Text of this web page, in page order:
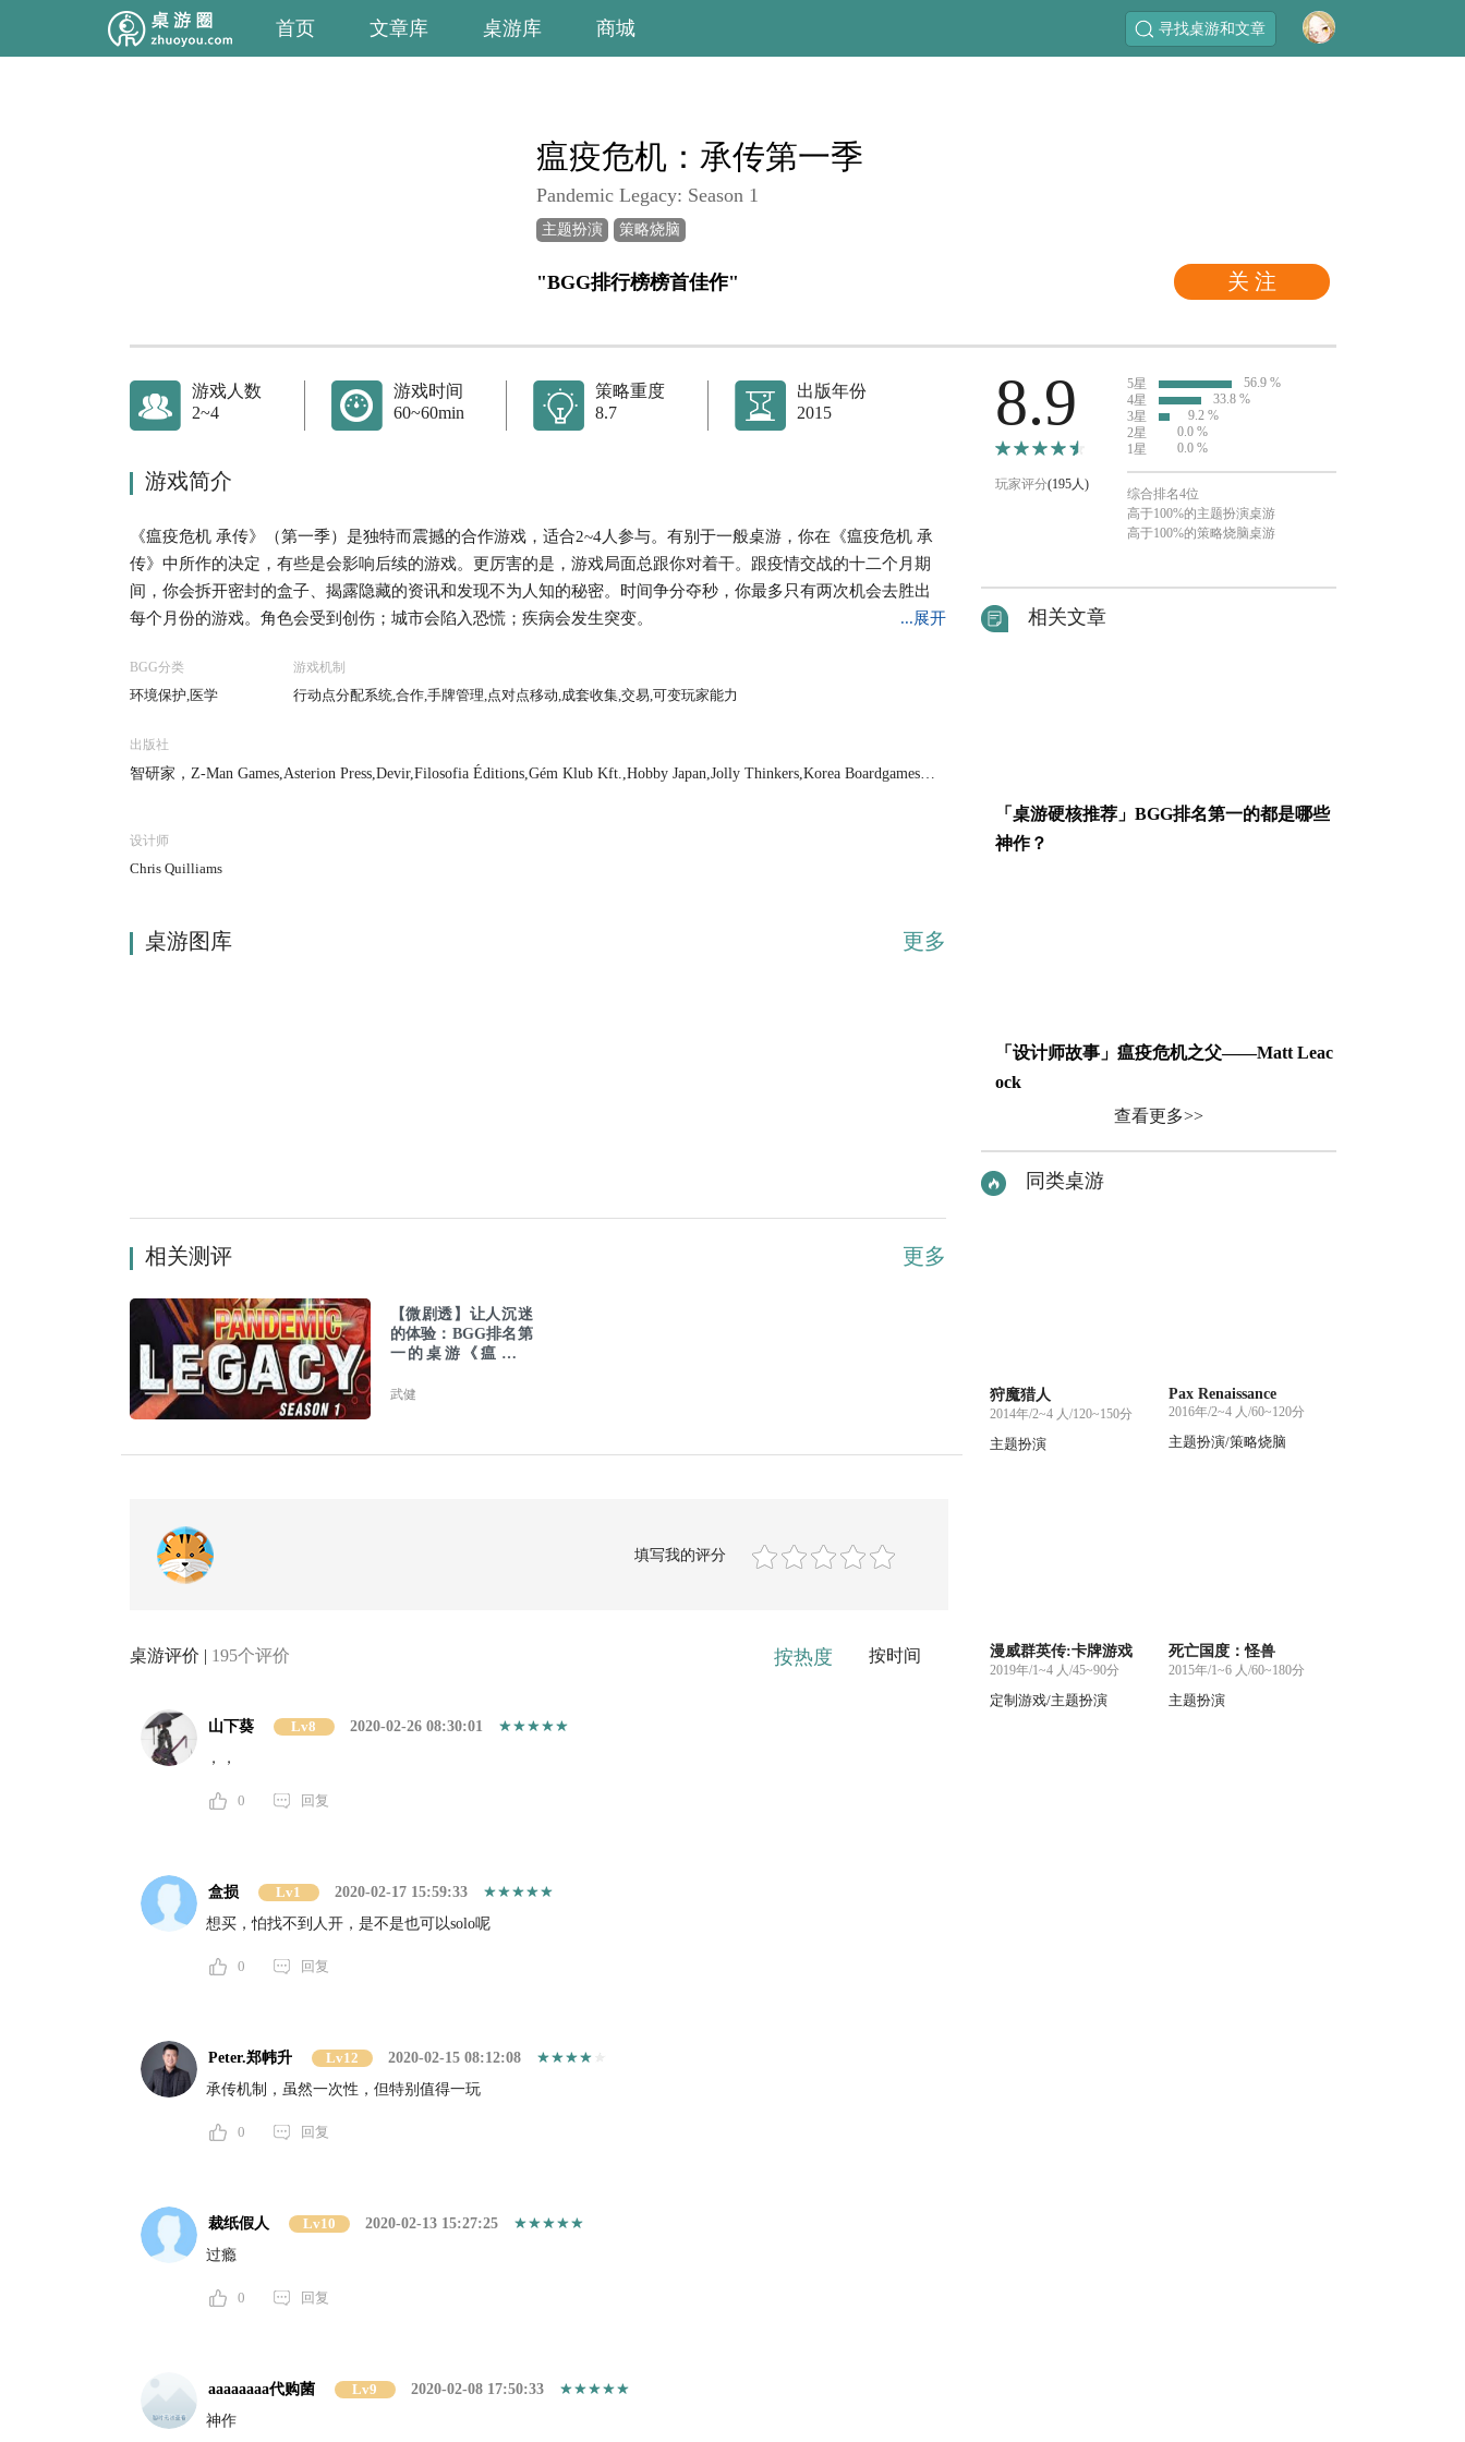
首页 文章库 桌游库 商城 寻找桌游和文章
关 注
瘟疫危机：承传第一季
Pandemic Legacy: Season 1
主题扮演 策略烧脑
"BGG排行榜榜首佳作"
游戏人数
2~4
游戏时间
60~60min
策略重度
8.7
出版年份
2015
游戏简介
《瘟疫危机 承传》（第一季）是独特而震撼的合作游戏，适合2~4人参与。有别于一般桌游，你在《瘟疫危机 承
传》中所作的决定，有些是会影响后续的游戏。更厉害的是，游戏局面总跟你对着干。跟疫情交战的十二个月期
间，你会拆开密封的盒子、揭露隐藏的资讯和发现不为人知的秘密。时间争分夺秒，你最多只有两次机会去胜出
每个月份的游戏。角色会受到创伤；城市会陷入恐慌；疾病会发生突变。
...展开
BGG分类
环境保护,医学
游戏机制
行动点分配系统,合作,手牌管理,点对点移动,成套收集,交易,可变玩家能力
出版社
智研家，Z-Man Games,Asterion Press,Devir,Filosofia Éditions,Gém Klub Kft.,Hobby Japan,Jolly Thinkers,Korea Boardgames c
设计师
Chris Quilliams
桌游图库 更多
相关测评 更多
【微剧透】让人沉迷
的体验：BGG排名第
一的桌游《瘟疫危
武健
填写我的评分
桌游评价 | 195个评价 按热度 按时间
山下葵 Lv8
2020-02-26 08:30:01
，，
0 回复
盒损 Lv1
2020-02-17 15:59:33
想买，怕找不到人开，是不是也可以solo呢
0 回复
Peter.郑帏升 Lv12
2020-02-15 08:12:08
承传机制，虽然一次性，但特别值得一玩
0 回复
裁纸假人 Lv10
2020-02-13 15:27:25
过瘾
0 回复
aaaaaaaa代购菌 Lv9
2020-02-08 17:50:33
神作
8.9
玩家评分(195人)
5星
56.9 %
4星
33.8 %
3星
9.2 %
2星
0.0 %
1星
0.0 %
综合排名4位
高于100%的主题扮演桌游
高于100%的策略烧脑桌游
相关文章
「桌游硬核推荐」BGG排名第一的都是哪些
神作？
「设计师故事」瘟疫危机之父——Matt Leac
ock
查看更多>>
同类桌游
狩魔猎人
2014年/2~4 人/120~150分
主题扮演
Pax Renaissance
2016年/2~4 人/60~120分
主题扮演/策略烧脑
漫威群英传:卡牌游戏
2019年/1~4 人/45~90分
定制游戏/主题扮演
死亡国度：怪兽
2015年/1~6 人/60~180分
主题扮演